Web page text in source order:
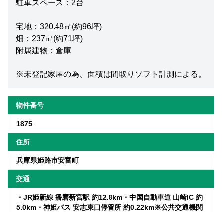
駐車スペース：2台
宅地：320.48㎡(約96坪)
畑：237㎡(約71坪)
附属建物：倉庫
※未登記家屋の為、面積は間取りソフト計測による。
物件番号
1875
住所
兵庫県姫路市安富町
交通
・JR姫新線 播磨新宮駅 約12.8km・中国自動車道 山崎IC 約
5.0km・神姫バス 安志東口停留所 約0.22km※公共交通機関